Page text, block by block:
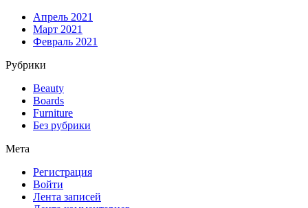
Апрель 2021
Март 2021
Февраль 2021
Рубрики
Beauty
Boards
Furniture
Без рубрики
Мета
Регистрация
Войти
Лента записей